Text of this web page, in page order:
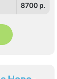
8700 p.